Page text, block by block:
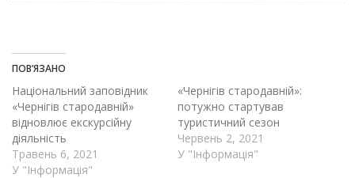
ПОВ’ЯЗАНО
Національний заповідник
«Чернігів стародавній»
відновлює екскурсійну
діяльність
Травень 6, 2021
У "Інформація"
«Чернігів стародавній»:
потужно стартував
туристичний сезон
Червень 2, 2021
У "Інформація"